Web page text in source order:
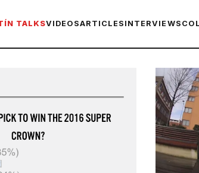
TALKSVIDEOSARTICLES INTERVIEWS